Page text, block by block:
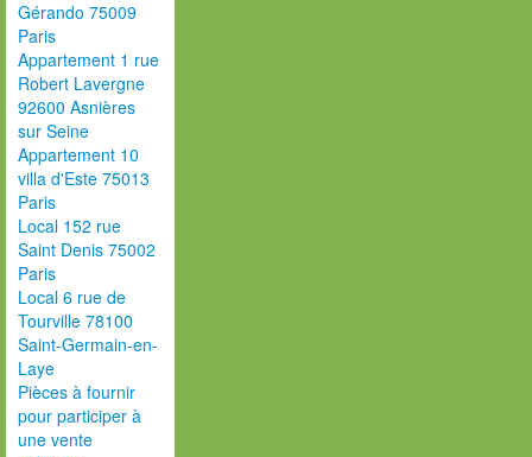
Gérando 75009
Paris
Appartement 1 rue
Robert Lavergne
92600 Asnières
sur Seine
Appartement 10
villa d'Este 75013
Paris
Local 152 rue
Saint Denis 75002
Paris
Local 6 rue de
Tourville 78100
Saint-Germain-en-
Laye
Pièces à fournir
pour participer à
une vente